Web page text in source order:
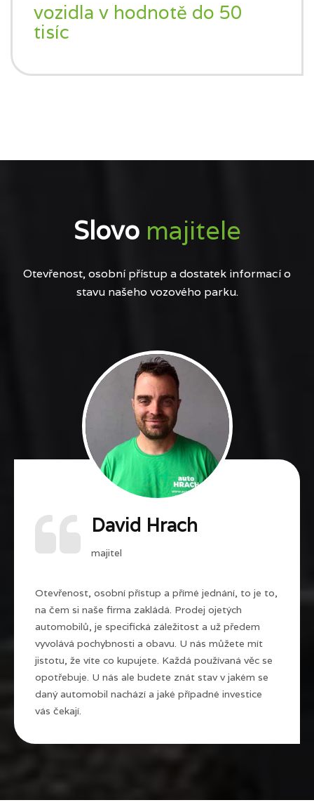
vozidla v hodnotě do 50
tisíc
Slovo majitele
Otevřenost, osobní přístup a dostatek informací o
stavu našeho vozového parku.
David Hrach
majitel
Otevřenost, osobní přístup a přímé jednání, to je to,
na čem si naše firma zakládá. Prodej ojetých
automobilů, je specifická záležitost a už předem
vyvolává pochybnosti a obavu. U nás můžete mít
jistotu, že víte co kupujete. Každá používaná věc se
opotřebuje. U nás ale budete znát stav v jakém se
daný automobil nachází a jaké případné investice
vás čekají.